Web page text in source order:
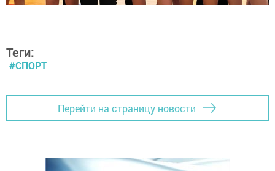
Теги:
#СПОРТ
Перейти на страницу новости